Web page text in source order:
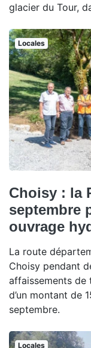
glacier du Tour,
Locales
Choisy : la
septembre
ouvrage
La route
Choisy pendant
affaissements de
d’un montant de
septembre.
Locales